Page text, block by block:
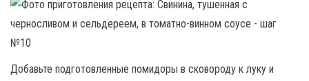
Добавьте подготовленные помидоры в сковороду к луку и